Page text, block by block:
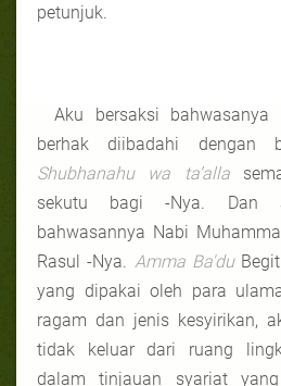
petunjuk.
Aku bersaksi
berhak diibadahi dengan
Shubhanahu wa ta’alla
sekutu bagi -Nya. Dan
bahwasannya Nabi
Rasul -Nya. Amma Ba'du
yang dipakai oleh para
ragam dan jenis kesyirikan,
tidak keluar dari ruang
dalam tinjauan syariat